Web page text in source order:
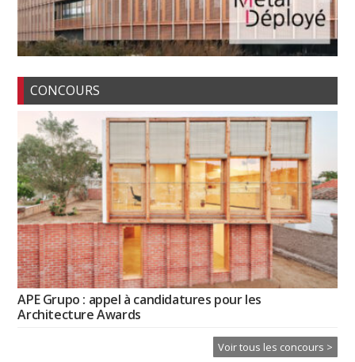
CONCOURS
APE Grupo : appel à candidatures pour les
Architecture Awards
Voir tous les concours >